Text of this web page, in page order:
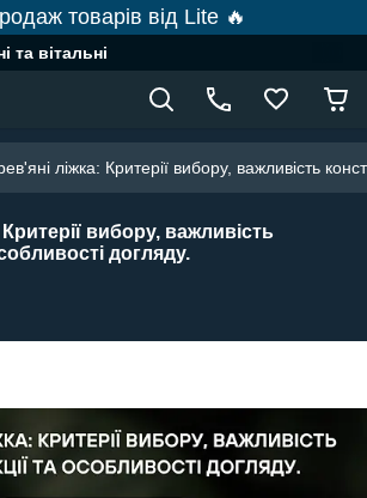
товарів від Lite 🔥
та вітальні
ліжка: Критерії вибору, важливість
вибору, важливість
догляду.